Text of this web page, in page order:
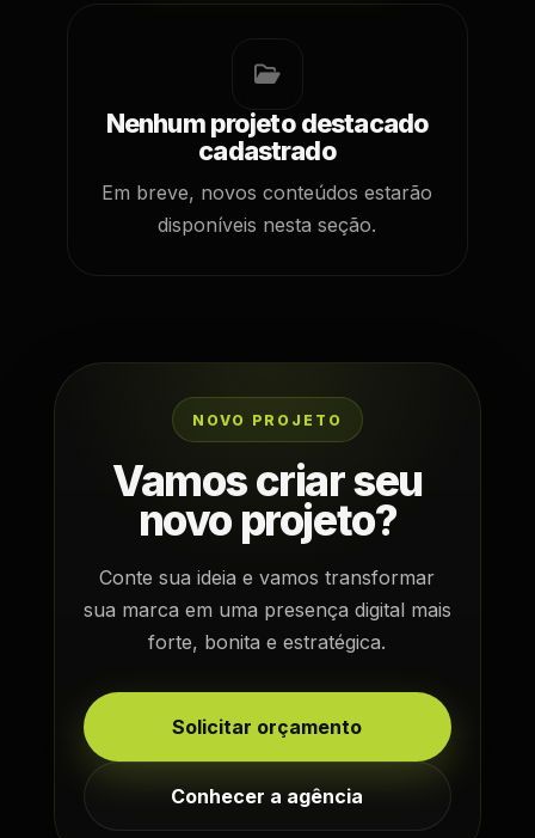
Nenhum projeto destacado
cadastrado
Em breve, novos conteúdos estarão
disponíveis nesta seção.
NOVO PROJETO
Vamos criar seu
novo projeto?
Conte sua ideia e vamos transformar
sua marca em uma presença digital mais
forte, bonita e estratégica.
Solicitar orçamento
Conhecer a agência